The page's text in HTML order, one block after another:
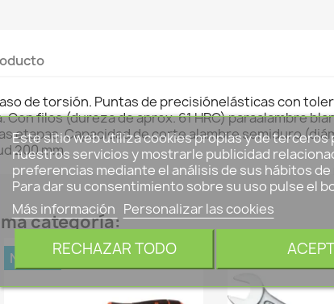
de torsión. Puntas de precisiónelásticas con
filos (dureza de aprox. 61 HRC) paraalambre
etapas. Capacidad de corte alambre semiduro
200 mm.
categoría:
NUEVO
Este sitio web utiliza cookies propias y de terceros
nuestros servicios y mostrarle publicidad
preferencias mediante el análisis de sus hábitos de
Para dar su consentimiento sobre su uso pulse el
Más información Personalizar las cookies
RECHAZAR TODO